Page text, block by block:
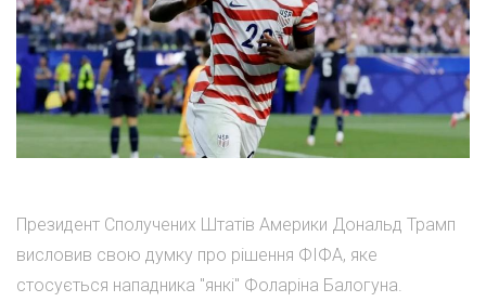
Президент Сполучених Штатів Америки Дональд Трамп
висловив свою думку про рішення ФІФА, яке
стосується нападника "янкі" Фоларіна Балогуна.